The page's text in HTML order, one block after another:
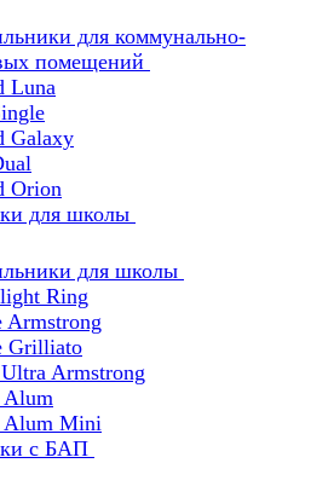
для коммунально-
помещений
Luna
Galaxy
Orion
для школы
для школы
Ring
Armstrong
Grilliato
Armstrong
Alum
Alum Mini
с БАП